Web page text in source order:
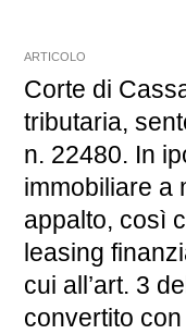
ARTICOLO
Corte di
tributaria,
n. 22480. In
immobiliare a
appalto, così
leasing
cui all’art. 3
convertito